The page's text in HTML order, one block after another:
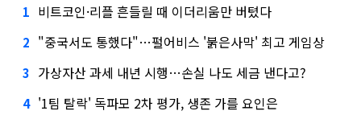
1 비트코인·리플 흔들릴 때 이더리움만 버텼다
2 "중국서도 통했다"…펄어비스 '붉은사막' 최고 게임상
3 가상자산 과세 내년 시행…손실 나도 세금 낸다고?
4 '1팀 탈락' 독파모 2차 평가, 생존 가를 요인은